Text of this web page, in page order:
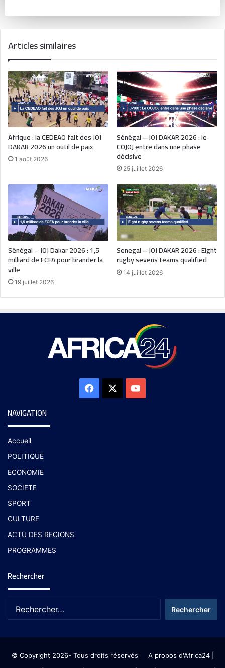
Articles similaires
Afrique : la CEDEAO fait des JOJ
DAKAR 2026 un outil de paix
1 août 2026
Sénégal – JOJ DAKAR 2026 : le
COJOJ entre dans une phase
décisive
25 juillet 2026
Sénégal – JOJ Dakar 2026 : 1,5
milliard de FCFA pour brander la
ville
19 juillet 2026
Senegal – JOJ DAKAR 2026 : Eight
rugby sevens teams qualified
14 juillet 2026
NAVIGATION
Accueil
POLITIQUE
ECONOMIE
SOCIETE
SPORT
CULTURE
ACTU DES REGIONS
PROGRAMMES
Rechercher
© Copyright 2026- Tous droits réservés A propos d'Africa24|